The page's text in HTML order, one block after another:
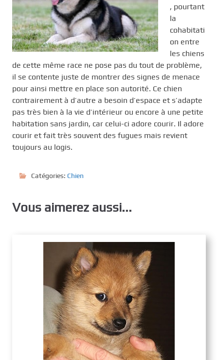
, pourtant
la
cohabitati
on entre
les chiens
de cette même race ne pose pas du tout de problème,
il se contente juste de montrer des signes de menace
pour ainsi mettre en place son autorité. Ce chien
contrairement à d’autre a besoin d’espace et s’adapte
pas très bien à la vie d’intérieur ou encore à une petite
habitation sans jardin, car celui-ci adore courir. Il adore
courir et fait très souvent des fugues mais revient
toujours au logis.
Catégories: Chien
Vous aimerez aussi...